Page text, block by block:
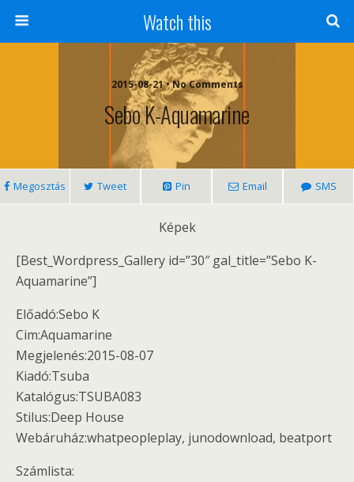
Watch this
2015-08-21 • No Comments
Sebo K-Aquamarine
Megosztás Tweet Pin Email SMS
Képek
[Best_Wordpress_Gallery id=”30″ gal_title=”Sebo K-
Aquamarine”]
Előadó:Sebo K
Cim:Aquamarine
Megjelenés:2015-08-07
Kiadó:Tsuba
Katalógus:TSUBA083
Stilus:Deep House
Webáruház:whatpeopleplay, junodownload, beatport
Számlista: